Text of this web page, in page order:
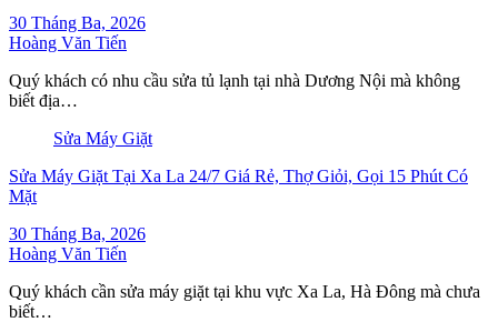
30 Tháng Ba, 2026
Hoàng Văn Tiến
Quý khách có nhu cầu sửa tủ lạnh tại nhà Dương Nội mà không
biết địa…
Sửa Máy Giặt
Sửa Máy Giặt Tại Xa La 24/7 Giá Rẻ, Thợ Giỏi, Gọi 15 Phút Có
Mặt
30 Tháng Ba, 2026
Hoàng Văn Tiến
Quý khách cần sửa máy giặt tại khu vực Xa La, Hà Đông mà chưa
biết…